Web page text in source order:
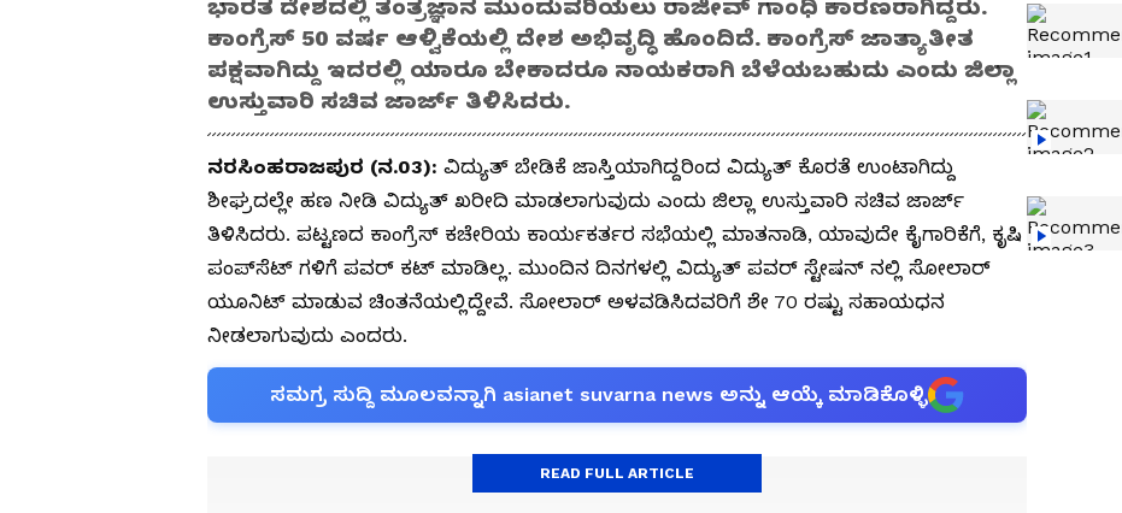
ಭಾರತ ದೇಶದಲ್ಲಿ ತಂತ್ರಜ್ಞಾನ ಮುಂದುವರಿಯಲು ರಾಜೀವ್‌ ಗಾಂಧಿ ಕಾರಣರಾಗಿದ್ದರು.
ಕಾಂಗ್ರೆಸ್‌ 50 ವರ್ಷ ಆಳ್ವಿಕೆಯಲ್ಲಿ ದೇಶ ಅಭಿವೃದ್ಧಿ ಹೊಂದಿದೆ. ಕಾಂಗ್ರೆಸ್‌ ಜಾತ್ಯಾತೀತ
ಪಕ್ಷವಾಗಿದ್ದು ಇದರಲ್ಲಿ ಯಾರೂ ಬೇಕಾದರೂ ನಾಯಕರಾಗಿ ಬೆಳೆಯಬಹುದು ಎಂದು ಜಿಲ್ಲಾ
ಉಸ್ತುವಾರಿ ಸಚಿವ ಜಾರ್ಜ್‌ ತಿಳಿಸಿದರು.
ನರಸಿಂಹರಾಜಪುರ (ನ.03): ವಿದ್ಯುತ್‌ ಬೇಡಿಕೆ ಜಾಸ್ತಿಯಾಗಿದ್ದರಿಂದ ವಿದ್ಯುತ್‌ ಕೊರತೆ ಉಂಟಾಗಿದ್ದು
ಶೀಘ್ರದಲ್ಲೇ ಹಣ ನೀಡಿ ವಿದ್ಯುತ್‌ ಖರೀದಿ ಮಾಡಲಾಗುವುದು ಎಂದು ಜಿಲ್ಲಾ ಉಸ್ತುವಾರಿ ಸಚಿವ ಜಾರ್ಜ್‌
ತಿಳಿಸಿದರು. ಪಟ್ಟಣದ ಕಾಂಗ್ರೆಸ್‌ ಕಚೇರಿಯ ಕಾರ್ಯಕರ್ತರ ಸಭೆಯಲ್ಲಿ ಮಾತನಾಡಿ, ಯಾವುದೇ ಕೈಗಾರಿಕೆಗೆ, ಕೃಷಿ
ಪಂಪ್‌ಸೆಟ್‌ ಗಳಿಗೆ ಪವರ್‌ ಕಟ್‌ ಮಾಡಿಲ್ಲ. ಮುಂದಿನ ದಿನಗಳಲ್ಲಿ ವಿದ್ಯುತ್‌ ಪವರ್ ಸ್ಟೇಷನ್‌ ನಲ್ಲಿ ಸೋಲಾರ್‌
ಯೂನಿಟ್‌ ಮಾಡುವ ಚಿಂತನೆಯಲ್ಲಿದ್ದೇವೆ. ಸೋಲಾರ್ ಅಳವಡಿಸಿದವರಿಗೆ ಶೇ 70 ರಷ್ಟು ಸಹಾಯಧನ
ನೀಡಲಾಗುವುದು ಎಂದರು.
ಸಮಗ್ರ ಸುದ್ದಿ ಮೂಲವನ್ನಾಗಿ asianet suvarna news ಅನ್ನು ಆಯ್ಕೆ ಮಾಡಿಕೊಳ್ಳಿ
READ FULL ARTICLE